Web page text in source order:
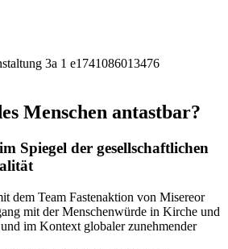
Menschen antastbar?
Spiegel der gesellschaftlichen
dem Team Fastenaktion von Misereor
mit der Menschenwürde in Kirche und
im Kontext globaler zunehmender